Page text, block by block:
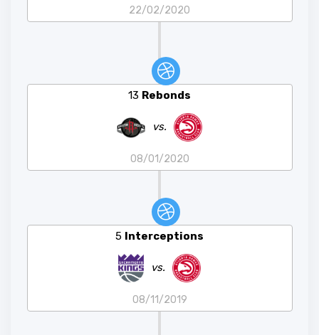
22/02/2020
13 Rebonds
vs.
08/01/2020
5 Interceptions
vs.
08/11/2019